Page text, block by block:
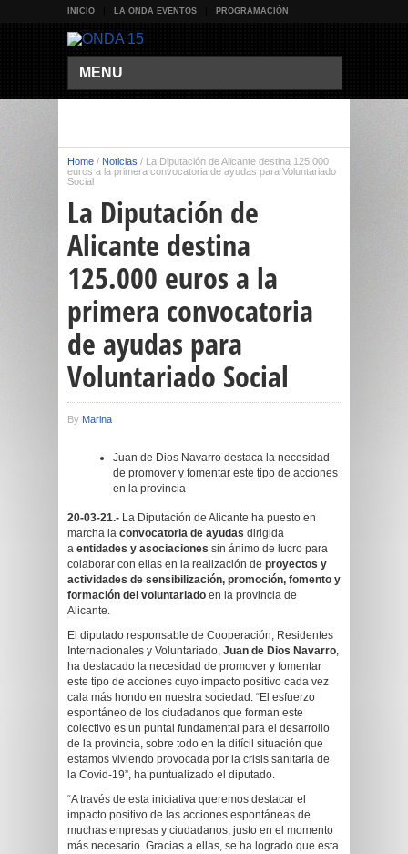
INICIO LA ONDA EVENTOS PROGRAMACIÓN
MENU
Home / Noticias / La Diputación de Alicante destina 125.000
euros a la primera convocatoria de ayudas para Voluntariado
Social
La Diputación de
Alicante destina
125.000 euros a la
primera convocatoria
de ayudas para
Voluntariado Social
By Marina
Juan de Dios Navarro destaca la necesidad
de promover y fomentar este tipo de acciones
en la provincia
20-03-21.- La Diputación de Alicante ha puesto en
marcha la convocatoria de ayudas dirigida
a entidades y asociaciones sin ánimo de lucro para
colaborar con ellas en la realización de proyectos y
actividades de sensibilización, promoción, fomento y
formación del voluntariado en la provincia de
Alicante.
El diputado responsable de Cooperación, Residentes
Internacionales y Voluntariado, Juan de Dios Navarro,
ha destacado la necesidad de promover y fomentar
este tipo de acciones cuyo impacto positivo cada vez
cala más hondo en nuestra sociedad. “El esfuerzo
espontáneo de los ciudadanos que forman este
colectivo es un puntal fundamental para el desarrollo
de la provincia, sobre todo en la difícil situación que
estamos viviendo provocada por la crisis sanitaria de
la Covid-19”, ha puntualizado el diputado.
“A través de esta iniciativa queremos destacar el
impacto positivo de las acciones espontáneas de
muchas empresas y ciudadanos, justo en el momento
más necesario. Gracias a ellas, se ha logrado que esta